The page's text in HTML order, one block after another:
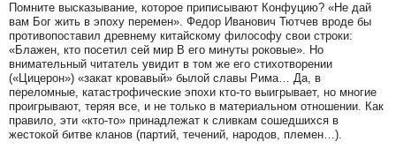
Помните высказывание, которое приписывают Конфуцию? «Не дай
вам Бог жить в эпоху перемен». Федор Иванович Тютчев вроде бы
противопоставил древнему китайскому философу свои строки:
«Блажен, кто посетил сей мир В его минуты роковые». Но
внимательный читатель увидит в том же его стихотворении
(«Цицерон») «закат кровавый» былой славы Рима… Да, в
переломные, катастрофические эпохи кто-то выигрывает, но многие
проигрывают, теряя все, и не только в материальном отношении. Как
правило, эти «кто-то» принадлежат к сливкам сошедшихся в
жестокой битве кланов (партий, течений, народов, племен…).